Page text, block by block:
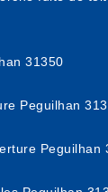
31350
Peguilhan
Peguilhan